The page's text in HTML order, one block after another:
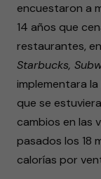
encuestaron a
14 años que
restaurantes,
Starbucks,
implementara la
que se
cambios en las
pasados los 18
calorías por